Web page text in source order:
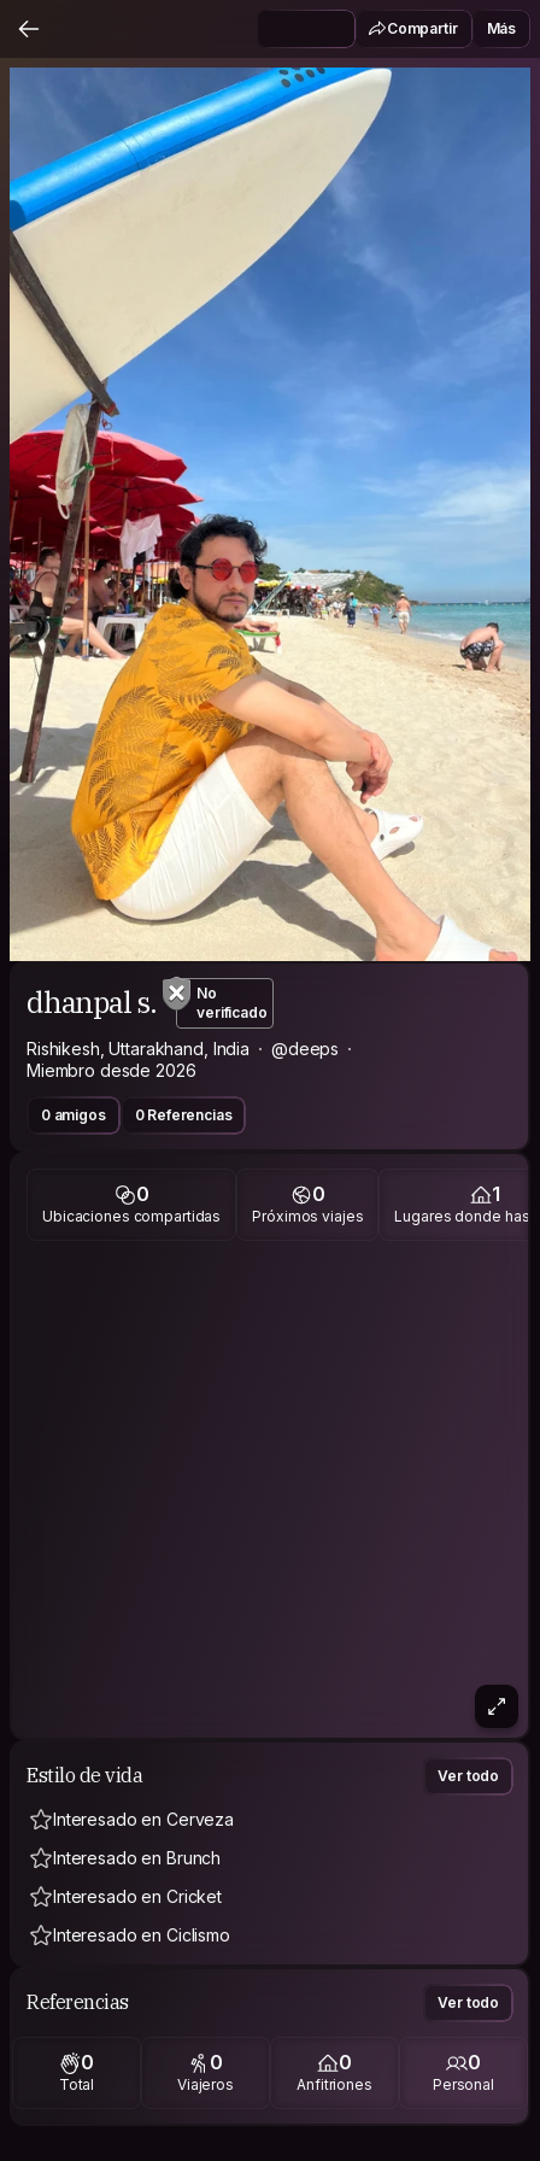
Compartir Más
dhanpal s.
No
verificado
Rishikesh, Uttarakhand, India
@deeps
Miembro desde 2026
0 amigos 0 Referencias
0
Ubicaciones compartidas
0
Próximos viajes
1
Lugares donde has
Estilo de vida Ver todo
Interesado en Cerveza
Interesado en Brunch
Interesado en Cricket
Interesado en Ciclismo
Referencias Ver todo
0
Total
0
Viajeros
0
Anfitriones
0
Personal